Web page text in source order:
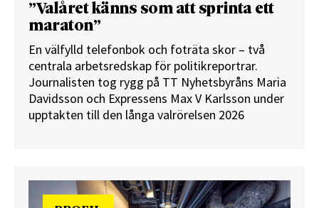
”Valåret känns som att sprinta ett
maraton”
En välfylld telefonbok och foträta skor – två
centrala arbetsredskap för politikreportrar.
Journalisten tog rygg på TT Nyhetsbyråns Maria
Davidsson och Expressens Max V Karlsson under
upptakten till den långa valrörelsen 2026